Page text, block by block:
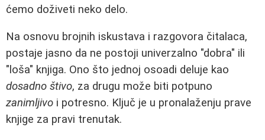
ćemo doživeti neko delo.
Na osnovu brojnih iskustava i razgovora čitalaca,
postaje jasno da ne postoji univerzalno "dobra" ili
"loša" knjiga. Ono što jednoj osoadi deluje kao
dosadno štivo, za drugu može biti potpuno
zanimljivo i potresno. Ključ je u pronalaženju prave
knjige za pravi trenutak.